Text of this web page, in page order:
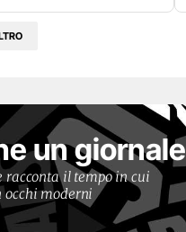
un giornale
racconta il tempo in cui
occhi moderni